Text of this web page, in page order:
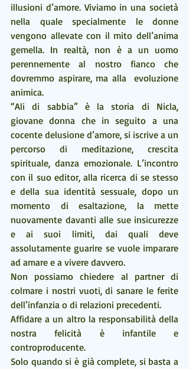
illusioni d’amore. Viviamo in una società
nella quale specialmente le donne
vengono allevate con il mito dell’anima
gemella. In realtà, non è a un uomo
perennemente al nostro fianco che
dovremmo aspirare, ma alla  evoluzione
animica.
“Ali di sabbia” è la storia di Nicla,
giovane donna che in seguito a una
cocente delusione d’amore, si iscrive a un
percorso di meditazione, crescita
spirituale, danza emozionale. L’incontro
con il suo editor, alla ricerca di se stesso
e della sua identità sessuale, dopo un
momento di esaltazione, la mette
nuovamente davanti alle sue insicurezze
e ai suoi limiti, dai quali deve
assolutamente guarire se vuole imparare
ad amare e a vivere davvero.
Non possiamo chiedere al partner di
colmare i nostri vuoti, di sanare le ferite
dell’infanzia o di relazioni precedenti.
Affidare a un altro la responsabilità della
nostra felicità è infantile e
controproducente.
Solo quando si è già complete, si basta a